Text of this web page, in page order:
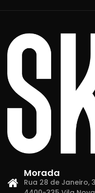
Morada
Rua 28 de Janeiro,